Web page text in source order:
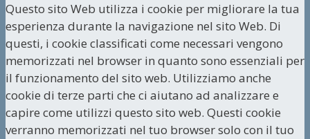
Questo sito Web utilizza i cookie per migliorare la tua
esperienza durante la navigazione nel sito Web. Di
questi, i cookie classificati come necessari vengono
memorizzati nel browser in quanto sono essenziali per
il funzionamento del sito web. Utilizziamo anche
cookie di terze parti che ci aiutano ad analizzare e
capire come utilizzi questo sito web. Questi cookie
verranno memorizzati nel tuo browser solo con il tuo